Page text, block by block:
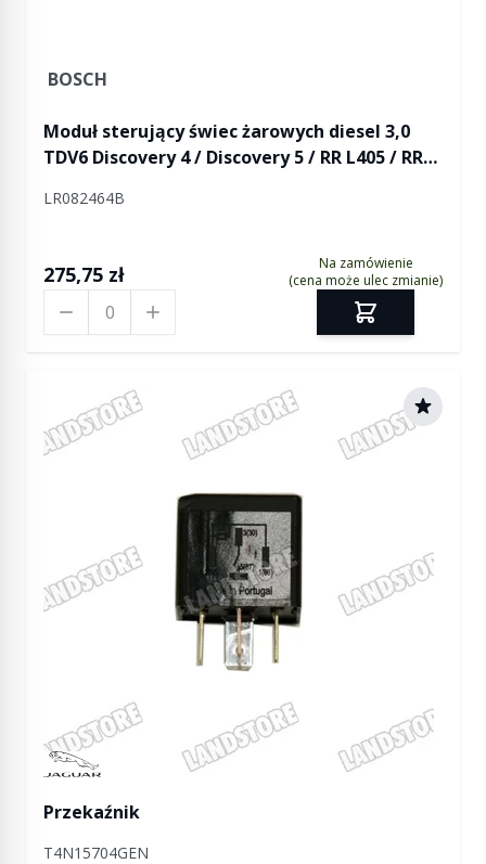
BOSCH
Moduł sterujący świec żarowych diesel 3,0
TDV6 Discovery 4 / Discovery 5 / RR L405 / RR
LR082464B
275,75 zł
Na zamówienie
(cena może ulec zmianie)
Manufactured by Jaguar
Przekaźnik
T4N15704GEN